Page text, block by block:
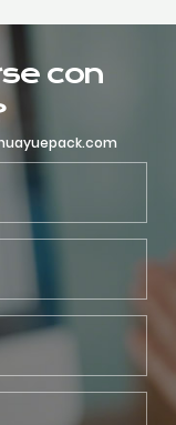
con